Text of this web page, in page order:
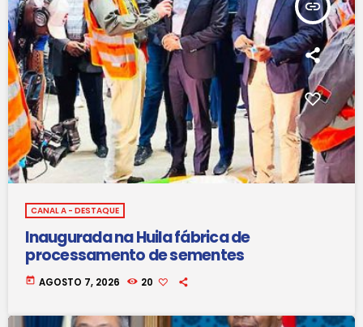
insert_link
CANAL A - DESTAQUE
Inaugurada na Huila fábrica de
processamento de sementes
today AGOSTO 7, 2026 20